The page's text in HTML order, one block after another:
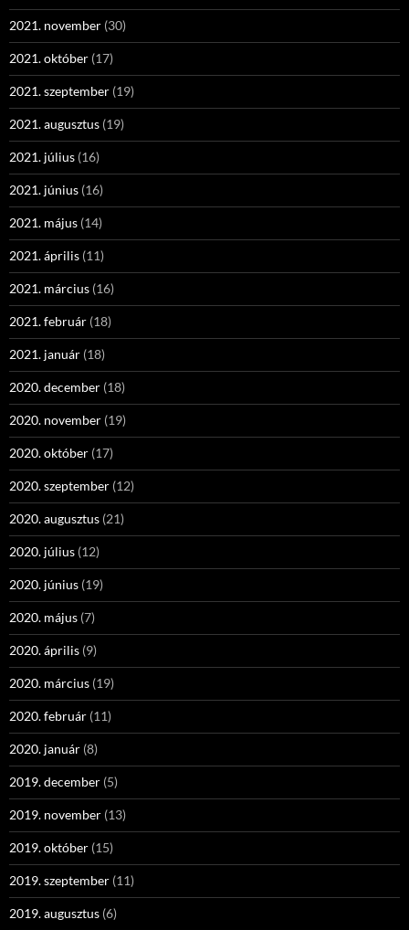
2021. november (30)
2021. október (17)
2021. szeptember (19)
2021. augusztus (19)
2021. július (16)
2021. június (16)
2021. május (14)
2021. április (11)
2021. március (16)
2021. február (18)
2021. január (18)
2020. december (18)
2020. november (19)
2020. október (17)
2020. szeptember (12)
2020. augusztus (21)
2020. július (12)
2020. június (19)
2020. május (7)
2020. április (9)
2020. március (19)
2020. február (11)
2020. január (8)
2019. december (5)
2019. november (13)
2019. október (15)
2019. szeptember (11)
2019. augusztus (6)